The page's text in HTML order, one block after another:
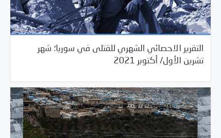
التقرير الاحصائي الشهري للقتلى في سوريا؛ شهر
تشرين الأول/ أكتوبر 2021
11/03/2021 مرصد الانتهاكات